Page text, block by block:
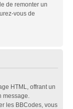
de remonter un
vous de
HTML, offrant un
message.
les BBCodes, vous